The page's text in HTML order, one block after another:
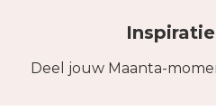
Deel jouw Maanta-